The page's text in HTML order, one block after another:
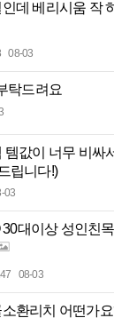
데 베리시움 작
08-03
탁드려요
템값이 너무 비싸
립니다!)
03
대이상 성인친
08-03
환리치 어떤가